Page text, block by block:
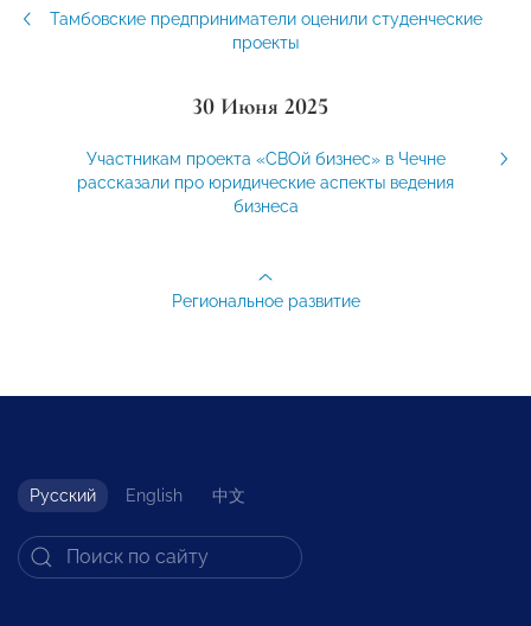
Тамбовские предприниматели оценили студенческие
проекты
30 Июня 2025
Участникам проекта «СВОй бизнес» в Чечне
рассказали про юридические аспекты ведения
бизнеса
Региональное развитие
Русский English 中文